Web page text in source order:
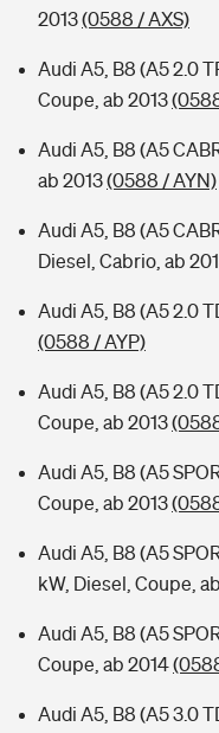
2013(0588 / AXS)
Audi A5, B8 (A5 2.0
Coupe, ab 2013
Audi A5, B8 (A5
ab 2013(0588 / AYN)
Audi A5, B8 (A5
Diesel, Cabrio, ab
Audi A5, B8 (A5 2.0
(0588 / AYP)
Audi A5, B8 (A5 2.0
Coupe, ab 2013
Audi A5, B8 (A5
Coupe, ab 2013
Audi A5, B8 (A5
kW, Diesel, Coupe,
Audi A5, B8 (A5
Coupe, ab 2014
Audi A5, B8 (A5 3.0